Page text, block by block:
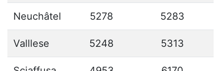
Neuchâtel 5278 5283
Valllese 5248 5313